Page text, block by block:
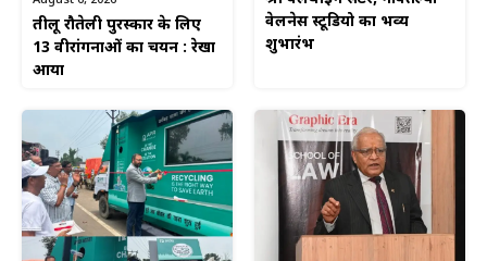
तीलू रौतेली पुरस्कार के लिए
13 वीरांगनाओं का चयन : रेखा
आर्या
वेलनेस स्टूडियो का भव्य
शुभारंभ